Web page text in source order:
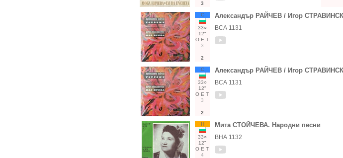
3
С
33○
12"
О Е Т
3
2
Александър РАЙЧЕВ / Игор
ВСА 1131
С
33○
12"
О Е Т
3
2
Александър РАЙЧЕВ / Игор
ВСА 1131
Н
33○
12"
О Е Т
4
Мита СТОЙЧЕВА. Народни песни
ВНА 1132